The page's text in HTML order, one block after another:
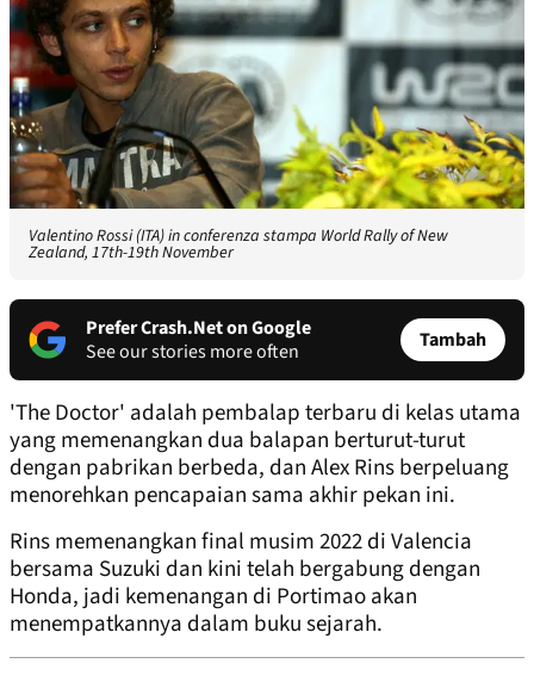
Valentino Rossi (ITA) in conferenza stampa World Rally of New
Zealand, 17th-19th November
Prefer Crash.Net on Google
See our stories more often
Tambah
'The Doctor' adalah pembalap terbaru di kelas utama
yang memenangkan dua balapan berturut-turut
dengan pabrikan berbeda, dan Alex Rins berpeluang
menorehkan pencapaian sama akhir pekan ini.
Rins memenangkan final musim 2022 di Valencia
bersama Suzuki dan kini telah bergabung dengan
Honda, jadi kemenangan di Portimao akan
menempatkannya dalam buku sejarah.